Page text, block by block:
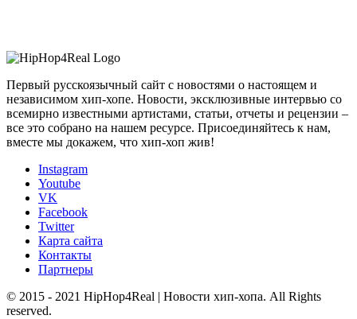
Первый русскоязычный сайт с новостями о настоящем и
независимом хип-хопе. Новости, эксклюзивные интервью со
всемирно известными артистами, статьи, отчеты и рецензии –
все это собрано на нашем ресурсе. Присоединяйтесь к нам,
вместе мы докажем, что хип-хоп жив!
Instagram
Youtube
VK
Facebook
Twitter
Карта сайта
Контакты
Партнеры
© 2015 - 2021 HipHop4Real | Новости хип-хопа. All Rights
reserved.